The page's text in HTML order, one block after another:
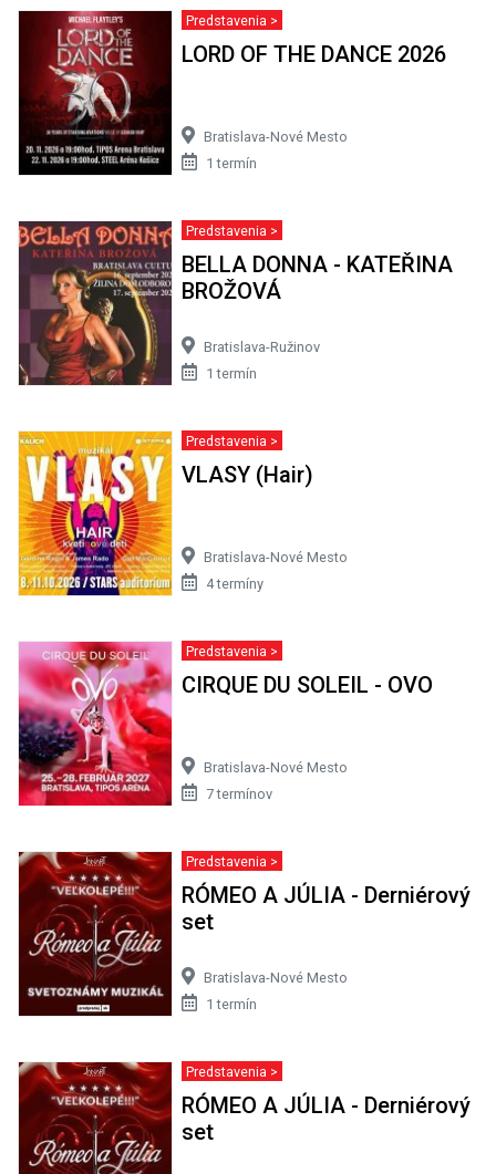
Predstavenia >
LORD OF THE DANCE 2026
Bratislava-Nové Mesto
1 termín
Predstavenia >
BELLA DONNA - KATEŘINA
BROŽOVÁ
Bratislava-Ružinov
1 termín
Predstavenia >
VLASY (Hair)
Bratislava-Nové Mesto
4 termíny
Predstavenia >
CIRQUE DU SOLEIL - OVO
Bratislava-Nové Mesto
7 termínov
Predstavenia >
RÓMEO A JÚLIA - Derniérový
set
Bratislava-Nové Mesto
1 termín
Predstavenia >
RÓMEO A JÚLIA - Derniérový
set